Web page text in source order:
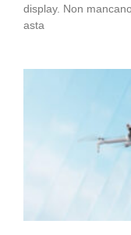
display. Non
asta